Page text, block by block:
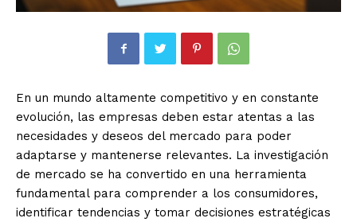
En un mundo altamente competitivo y en constante
evolución, las empresas deben estar atentas a las
necesidades y deseos del mercado para poder
adaptarse y mantenerse relevantes. La investigación
de mercado se ha convertido en una herramienta
fundamental para comprender a los consumidores,
identificar tendencias y tomar decisiones estratégicas